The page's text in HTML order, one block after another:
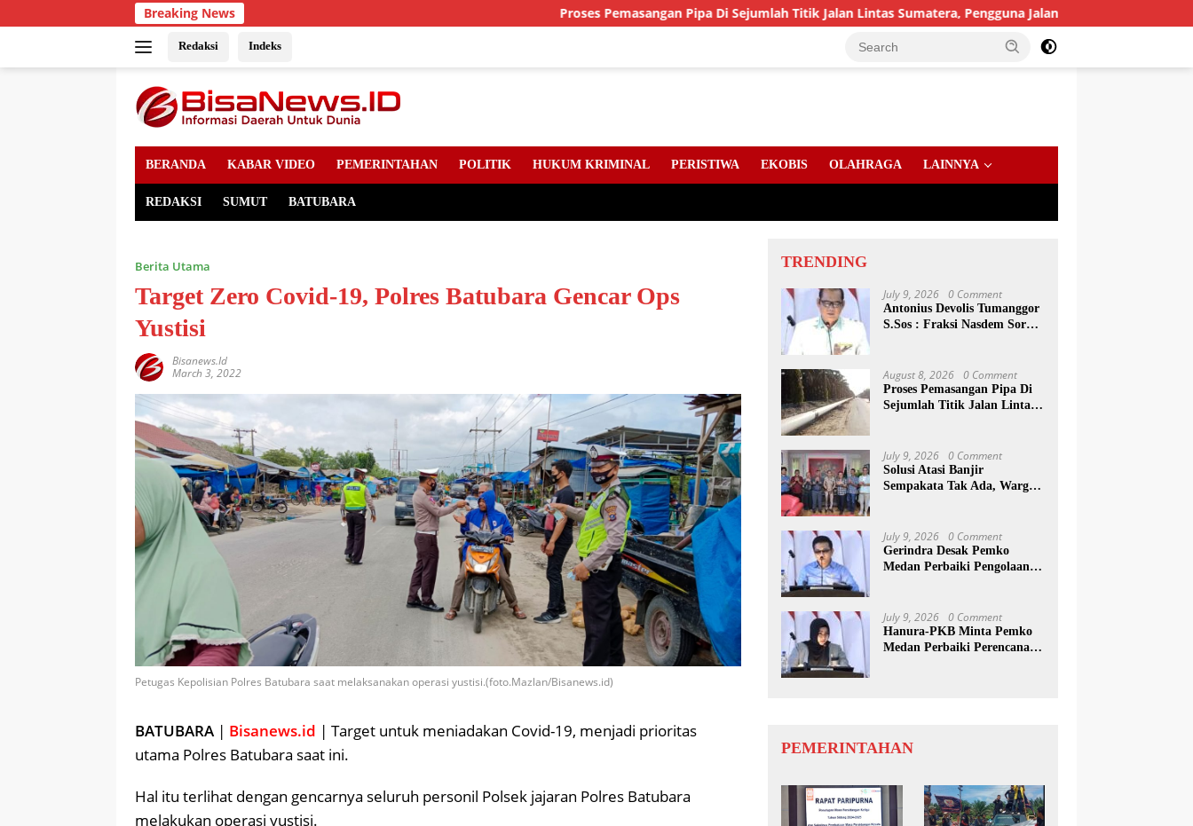
to
Breaking News Proses Pemasangan Pipa Di Sejumlah Titik Jalan Lintas Sumatera, Pengguna Jalan diimbau Untuk meningkatkan
Redaksi Indeks
BERANDA KABAR VIDEO PEMERINTAHAN POLITIK HUKUM KRIMINAL PERISTIWA EKOBIS OLAHRAGA LAINNYA
REDAKSI SUMUT BATUBARA
Berita Utama
Target Zero Covid-19, Polres Batubara Gencar Ops
Yustisi
Bisanews.id
March 3, 2022
Petugas Kepolisian Polres Batubara saat melaksanakan operasi yustisi.(foto.Mazlan/Bisanews.id)
BATUBARA | Bisanews.id | Target untuk meniadakan Covid-19, menjadi prioritas
utama Polres Batubara saat ini.
Hal itu terlihat dengan gencarnya seluruh personil Polsek jajaran Polres Batubara
melakukan operasi yustisi.
TRENDING
July 9, 2026 0 Comment
Antonius Devolis Tumanggor
S.Sos : Fraksi Nasdem Soroti
August 8, 2026 0 Comment
Proses Pemasangan Pipa Di
Sejumlah Titik Jalan Lintas
meningkatkan Kewaspadaan
July 9, 2026 0 Comment
Solusi Atasi Banjir
Sempakata Tak Ada, Warga
July 9, 2026 0 Comment
Gerindra Desak Pemko
Medan Perbaiki Pengolaan
July 9, 2026 0 Comment
Hanura-PKB Minta Pemko
Medan Perbaiki Perencanaan
PEMERINTAHAN